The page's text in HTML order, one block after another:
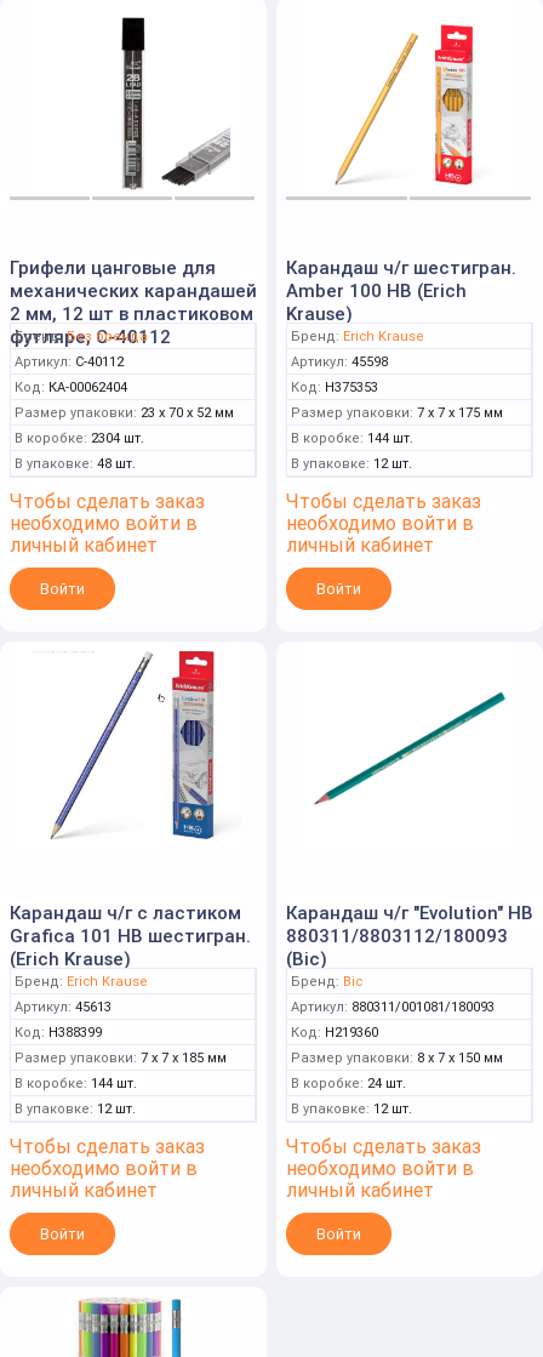
Грифели цанговые для
механических карандашей
2 мм, 12 шт в пластиковом
футляре, С-40112
Бренд: Без бренда
Артикул: С-40112
Код: КА-00062404
Размер упаковки: 23 x 70 x 52 мм
В коробке: 2304 шт.
В упаковке: 48 шт.
Чтобы сделать заказ
необходимо войти в
личный кабинет
Войти
Карандаш ч/г шестигран.
Amber 100 НВ (Erich
Krause)
Бренд: Erich Krause
Артикул: 45598
Код: Н375353
Размер упаковки: 7 x 7 x 175 мм
В коробке: 144 шт.
В упаковке: 12 шт.
Чтобы сделать заказ
необходимо войти в
личный кабинет
Войти
Карандаш ч/г с ластиком
Grafica 101 HB шестигран.
(Erich Krause)
Бренд: Erich Krause
Артикул: 45613
Код: Н388399
Размер упаковки: 7 x 7 x 185 мм
В коробке: 144 шт.
В упаковке: 12 шт.
Чтобы сделать заказ
необходимо войти в
личный кабинет
Войти
Карандаш ч/г "Evolution" HB
880311/8803112/180093
(Bic)
Бренд: Bic
Артикул: 880311/001081/180093
Код: Н219360
Размер упаковки: 8 x 7 x 150 мм
В коробке: 24 шт.
В упаковке: 12 шт.
Чтобы сделать заказ
необходимо войти в
личный кабинет
Войти